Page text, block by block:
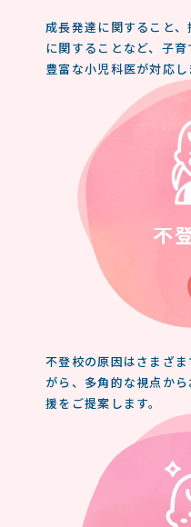
成長発達に関すること
に関することなど、子
豊富な小児科医が対応し
不登校の原因はさまざ
がら、多角的な視点か
援をご提案します。